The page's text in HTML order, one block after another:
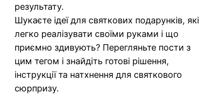
результату.
Шукаєте ідеї для святкових подарунків, які
легко реалізувати своїми руками і що
приємно здивують? Перегляньте пости з
цим тегом і знайдіть готові рішення,
інструкції та натхнення для святкового
сюрпризу.